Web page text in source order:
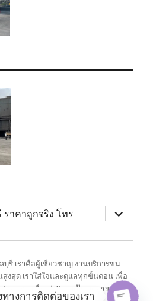
าคาถูกจริง โทร
expand
child
รี เราคือผู้เชี่ยวชาญ งานบริการขน
งสุด เราใส่ใจและดูแลทุกขั้นตอน เพื่อ
อย่างราบรื่น
Proudly powered by
ทางการติดต่อของเรา